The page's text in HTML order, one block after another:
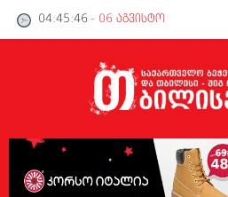
04:45:46 - 06 აგვისტო